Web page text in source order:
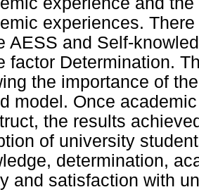
experiences.
AESS and Self-
factor Determination.
the importance of
model. Once
the results
of university
determination,
and satisfaction with